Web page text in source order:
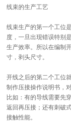
线束的生产工艺
线束生产的第一个工位
度，一旦出现错误特别
生产效率。所以在编制
寸，剥头尺寸。
开线之后的第二个工位
制作压接操作说明书，
比如：有的导线需要先
返回再压接；还有刺破
接触性能。